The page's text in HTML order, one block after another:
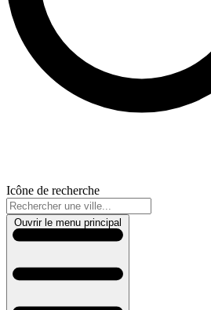
Icône de recherche
Ouvrir le menu principal